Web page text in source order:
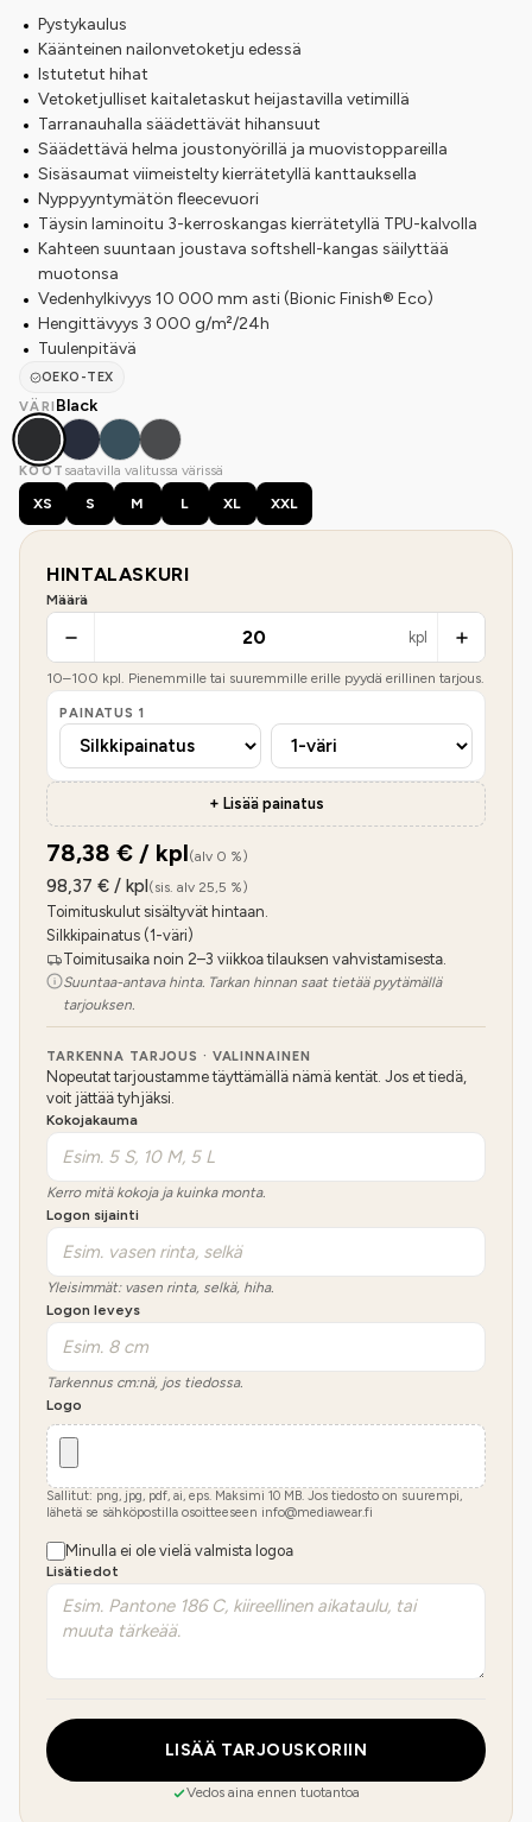
Pystykaulus
Käänteinen nailonvetoketju edessä
Istutetut hihat
Vetoketjulliset kaitaletaskut heijastavilla vetimillä
Tarranauhalla säädettävät hihansuut
Säädettävä helma joustonyörillä ja muovistoppareilla
Sisäsaumat viimeistelty kierrätetyllä kanttauksella
Nyppyyntymätön fleecevuori
Täysin laminoitu 3-kerroskangas kierrätetyllä TPU-kalvolla
Kahteen suuntaan joustava softshell-kangas säilyttää
muotonsa
Vedenhylkivyys 10 000 mm asti (Bionic Finish® Eco)
Hengittävyys 3 000 g/m²/24h
Tuulenpitävä
OEKO-TEX
VÄRI Black
KOOT saatavilla valitussa värissä
XS
S M L XL XXL
HINTALASKURI
Määrä
kpl
10–100 kpl. Pienemmille tai suuremmille erille pyydä erillinen tarjous.
PAINATUS 1
+ Lisää painatus
78,38 € / kpl(alv 0 %)
98,37 € / kpl(sis. alv 25,5 %)
Toimituskulut sisältyvät hintaan.
Silkkipainatus (1-väri)
Toimitusaika noin 2–3 viikkoa tilauksen vahvistamisesta.
Suuntaa-antava hinta. Tarkan hinnan saat tietää pyytämällä
tarjouksen.
TARKENNA TARJOUS · VALINNAINEN
Nopeutat tarjoustamme täyttämällä nämä kentät. Jos et tiedä,
voit jättää tyhjäksi.
Kokojakauma
Kerro mitä kokoja ja kuinka monta.
Logon sijainti
Yleisimmät: vasen rinta, selkä, hiha.
Logon leveys
Tarkennus cm:nä, jos tiedossa.
Logo
Sallitut: png, jpg, pdf, ai, eps. Maksimi 10 MB. Jos tiedosto on suurempi,
lähetä se sähköpostilla osoitteeseen info@mediawear.fi
Minulla ei ole vielä valmista logoa
Lisätiedot
LISÄÄ TARJOUSKORIIN
Vedos aina ennen tuotantoa